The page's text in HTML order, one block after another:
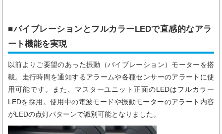
■バイブレーションとフルカラーLEDで直感的なアラ
ート機能を実現
以前よりご要望のあった振動（バイブレーション）モーターを搭
載。走行時間を通知するアラームや各種センサーのアラートに使
用可能です。また、マスターユニット正面のLEDはフルカラー
LEDを採用。使用中の電波モードや振動モーターのアラート内容
がLEDの点灯パターンで識別可能となりました。